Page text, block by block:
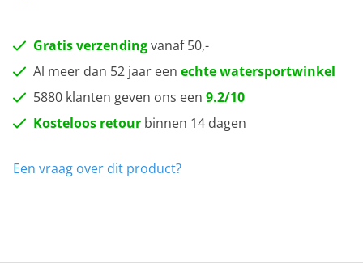
Gratis verzendingvanaf 50,-
Al meer dan 52 jaar een echte watersportwinkel
5880 klanten geven ons een 9.2/10
Kosteloos retour binnen 14 dagen
Een vraag over dit product?